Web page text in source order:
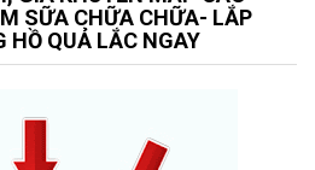
SỮA CHỮA CHỮA- LẮP
QUẢ LẮC NGAY